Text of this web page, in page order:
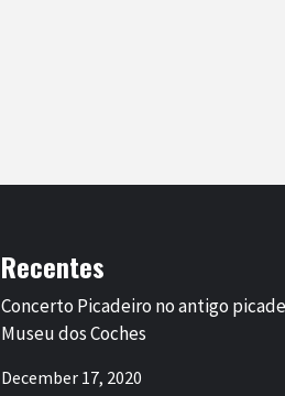
Recentes
Concerto Picadeiro no antigo
Museu dos Coches
December 17, 2020